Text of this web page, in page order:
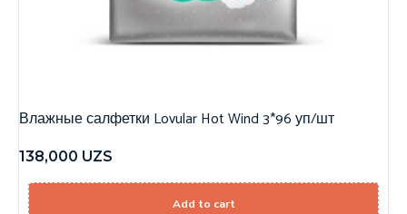
Влажные салфетки Lovular Hot Wind 3*96 уп/шт
138,000 UZS
Add to cart